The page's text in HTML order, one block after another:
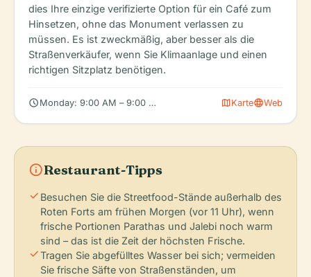
dies Ihre einzige verifizierte Option für ein Café zum
Hinsetzen, ohne das Monument verlassen zu
müssen. Es ist zweckmäßig, aber besser als die
Straßenverkäufer, wenn Sie Klimaanlage und einen
richtigen Sitzplatz benötigen.
schedule Monday: 9:00 AM – 9:00 PM, Tuesday: 9:00 AM – 9:00 PM,
mapKartelanguageWeb
infoRestaurant-Tipps
check Besuchen Sie die Streetfood-Stände außerhalb des
Roten Forts am frühen Morgen (vor 11 Uhr), wenn
frische Portionen Parathas und Jalebi noch warm
sind – das ist die Zeit der höchsten Frische.
checkTragen Sie abgefülltes Wasser bei sich; vermeiden
Sie frische Säfte von Straßenständen, um